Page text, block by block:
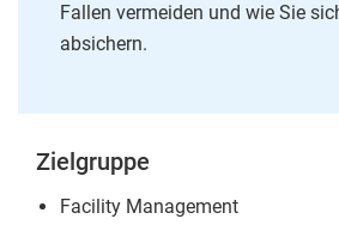
Fallen vermeiden und wie Sie
absichern.
Zielgruppe
Facility Management